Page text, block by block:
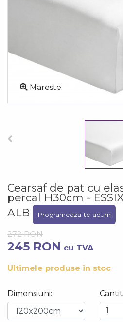
Mareste
Cearsaf de pat cu
percal H30cm -
ALB
Programeaza-te acum
272 RON
245 RON cu TVA
Ultimele produse in stoc
Dimensiuni: